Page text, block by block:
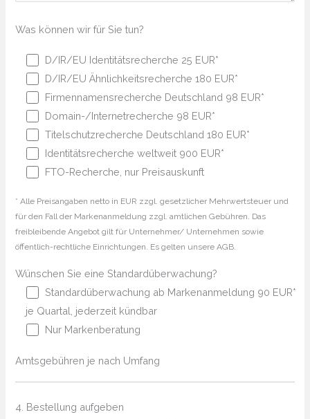
Was können wir für Sie tun?
D/IR/EU Identitätsrecherche 25 EUR*
D/IR/EU Ähnlichkeitsrecherche 180 EUR*
Firmennamensrecherche Deutschland 98 EUR*
Domain-/Internetrecherche 98 EUR*
Titelschutzrecherche Deutschland 180 EUR*
Identitätsrecherche weltweit 900 EUR*
FTO-Recherche, nur Preisauskunft
* Alle Preisangaben netto in EUR zzgl. gesetzlicher Mehrwertsteuer und
für den Fall der Markenanmeldung zzgl. amtlichen Gebühren. Das
freibleibende Angebot gilt für Unternehmer/ Unternehmen sowie
öffentlich-rechtliche Einrichtungen. Es gelten unsere AGB.
Wünschen Sie eine Standardüberwachung?
Standardüberwachung ab Markenanmeldung 90 EUR*
je Quartal, jederzeit kündbar
Nur Markenberatung
Amtsgebühren je nach Umfang
4. Bestellung aufgeben